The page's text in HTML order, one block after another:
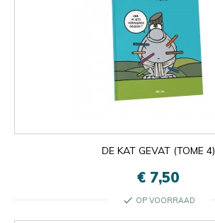
DE KAT GEVAT (TOME 4)
€ 7,50
check OP VOORRAAD